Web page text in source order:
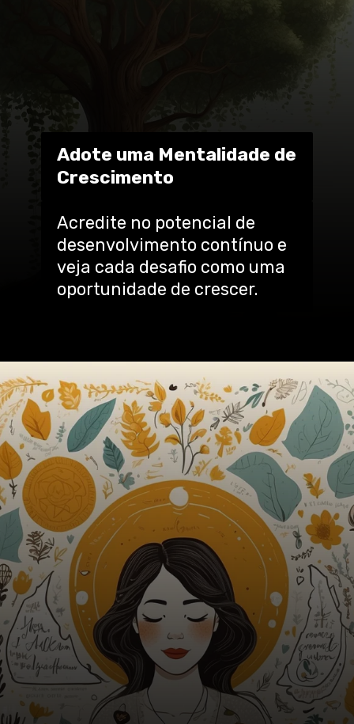
Acredite no potencial de
desenvolvimento contínuo e
veja cada desafio como uma
oportunidade de crescer.
Adote uma Mentalidade de
Crescimento